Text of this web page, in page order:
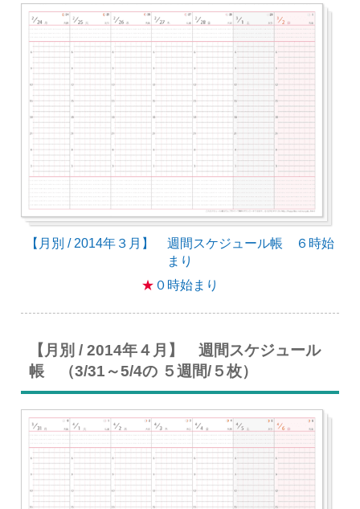
【月別 / 2014年３月】 週間スケジュール帳 ６時始
まり
★ ０時始まり
【月別 / 2014年４月】 週間スケジュール
帳 （3/31～5/4の ５週間/５枚）